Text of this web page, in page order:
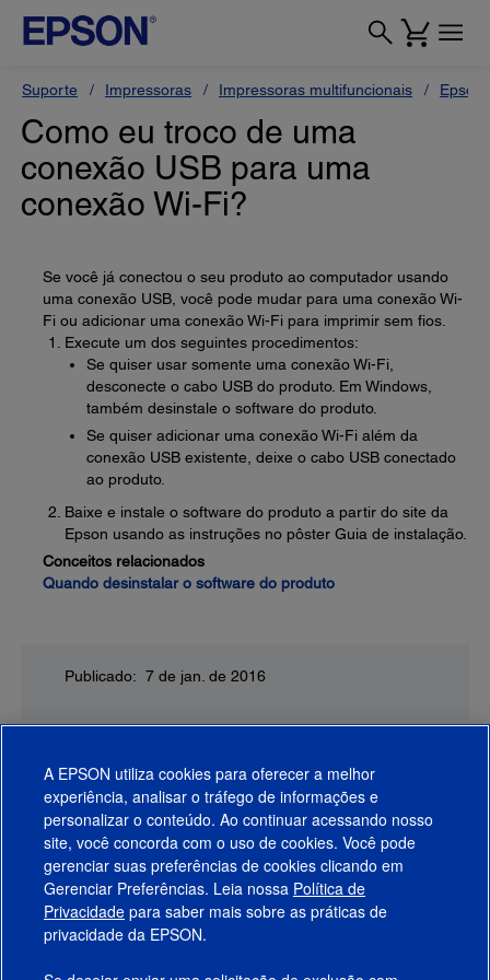
Suporte Impressoras Impressoras multifuncionais Epson
Como eu troco de uma
conexão USB para uma
conexão Wi-Fi?
Se você já conectou o seu produto ao computador usando
uma conexão USB, você pode mudar para uma conexão Wi-
Fi ou adicionar uma conexão Wi-Fi para imprimir sem fios.
Execute um dos seguintes procedimentos:
Se quiser usar somente uma conexão Wi-Fi,
desconecte o cabo USB do produto. Em Windows,
também desinstale o software do produto.
Se quiser adicionar uma conexão Wi-Fi além da
conexão USB existente, deixe o cabo USB conectado
ao produto.
Baixe e instale o software do produto a partir do site da
Epson usando as instruções no pôster Guia de instalação.
Conceitos relacionados
Quando desinstalar o software do produto
Publicado: 7 de jan. de 2016
Produtos
Suporte
A EPSON utiliza cookies para oferecer a melhor
experiência, analisar o tráfego de informações e
personalizar o conteúdo. Ao continuar acessando nosso
site, você concorda com o uso de cookies. Você pode
gerenciar suas preferências de cookies clicando em
Gerenciar Preferências. Leia nossa Política de
Privacidade para saber mais sobre as práticas de
privacidade da EPSON.